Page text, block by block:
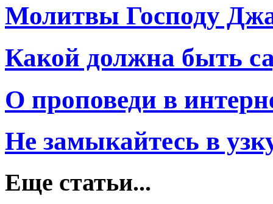
Молитвы Господу
Какой должна быть
О проповеди в
Не замыкайтесь в
Еще статьи...